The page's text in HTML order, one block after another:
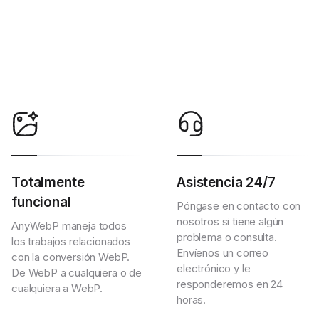
Totalmente
funcional
AnyWebP maneja todos
los trabajos relacionados
con la conversión WebP.
De WebP a cualquiera o de
cualquiera a WebP.
Asistencia 24/7
Póngase en contacto con
nosotros si tiene algún
problema o consulta.
Envíenos un correo
electrónico y le
responderemos en 24
horas.